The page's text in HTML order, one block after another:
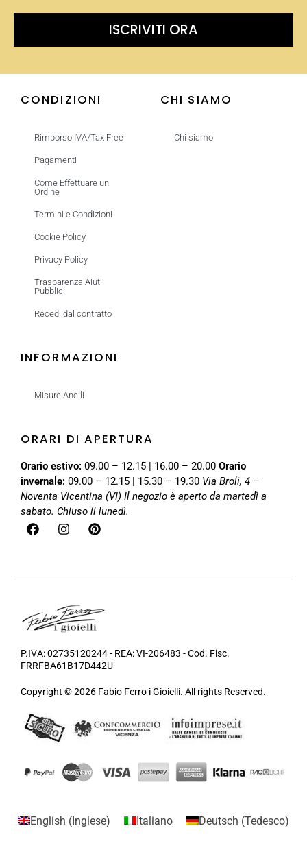
ISCRIVITI ORA
CONDIZIONI
Rimborso IVA/Tax Free
Pagamenti
Come Effettuare un
Ordine
Termini e Condizioni
Cookie Policy
Privacy Policy
Trasparenza Aiuti
Pubblici
Recedi dal contratto
CHI SIAMO
Chi siamo
INFORMAZIONI
Misure Anelli
ORARI DI APERTURA
Orario estivo: 09.00 – 12.15 | 16.00 – 20.00 Orario
invernale: 09.00 – 12.15 | 15.30 – 19.30 Via Broli, 4 –
Noventa Vicentina (VI) Il negozio è aperto da martedì a
sabato. Chiuso il lunedì.
P.IVA: 02735120244 - REA: VI-206483 - Cod. Fisc.
FRRFBA61B17D442U
Copyright © 2026 Fabio Ferro i Gioielli. All rights Reserved.
English (Inglese) Italiano Deutsch (Tedesco)